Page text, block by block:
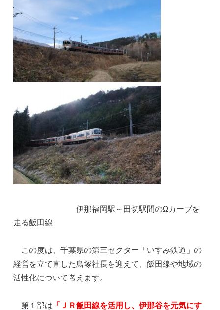
伊那福岡駅～田切駅間のΩカーブを
走る飯田線
この度は、千葉県の第三セクター「いすみ鉄道」の
経営を立て直した鳥塚社長を迎えて、飯田線や地域の
活性化について考えます。
第１部は 「ＪＲ飯田線を活用し、伊那谷を元気にす